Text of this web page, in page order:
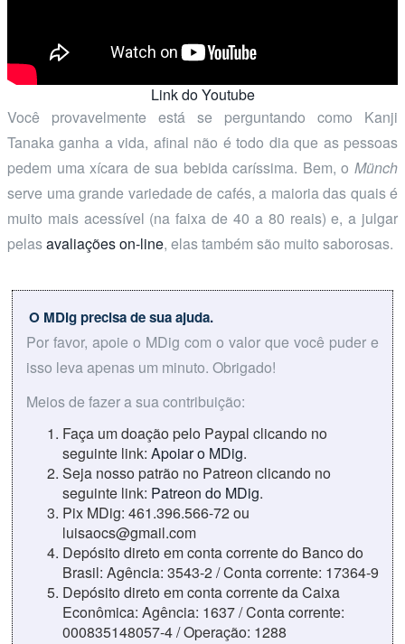
Link do Youtube
Você provavelmente está se perguntando como Kanji
Tanaka ganha a vida, afinal não é todo dia que as pessoas
pedem uma xícara de sua bebida caríssima. Bem, o Münch
serve uma grande variedade de cafés, a maioria das quais é
muito mais acessível (na faixa de 40 a 80 reais) e, a julgar
pelasavaliações on-line, elas também são muito saborosas.
O MDig precisa de sua ajuda.
Por favor, apoie o MDig com o valor que você puder e
isso leva apenas um minuto. Obrigado!
Meios de fazer a sua contribuição:
Faça um doação pelo Paypal clicando no
seguinte link: Apoiar o MDig.
Seja nosso patrão no Patreon clicando no
seguinte link: Patreon do MDig.
Pix MDig: 461.396.566-72 ou
luisaocs@gmail.com
Depósito direto em conta corrente do Banco do
Brasil: Agência: 3543-2 / Conta corrente: 17364-9
Depósito direto em conta corrente da Caixa
Econômica: Agência: 1637 / Conta corrente:
000835148057-4 / Operação: 1288